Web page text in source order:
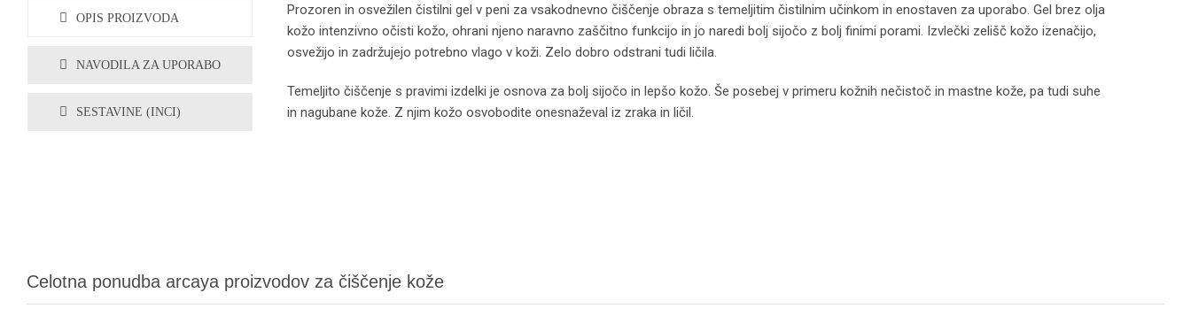
OPIS PROIZVODA
NAVODILA ZA UPORABO
SESTAVINE (INCI)
Prozoren in osvežilen čistilni gel v peni za vsakodnevno čiščenje obraza s temeljitim čistilnim učinkom in enostaven za uporabo. Gel brez olja
kožo intenzivno očisti kožo, ohrani njeno naravno zaščitno funkcijo in jo naredi bolj sijočo z bolj finimi porami. Izvlečki zelišč kožo izenačijo,
osvežijo in zadržujejo potrebno vlago v koži. Zelo dobro odstrani tudi ličila.
Temeljito čiščenje s pravimi izdelki je osnova za bolj sijočo in lepšo kožo. Še posebej v primeru kožnih nečistoč in mastne kože, pa tudi suhe
in nagubane kože. Z njim kožo osvobodite onesnaževal iz zraka in ličil.
Celotna ponudba arcaya proizvodov za čiščenje kože